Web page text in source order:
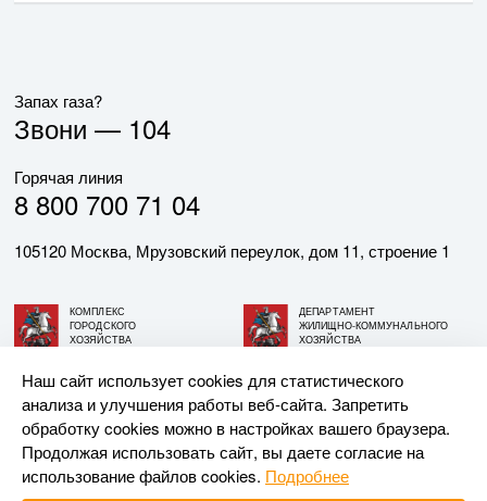
Запах газа?
Звони — 104
Горячая линия
8 800 700 71 04
105120 Москва, Мрузовский переулок, дом 11, строение 1
КОМПЛЕКС
ГОРОДСКОГО
ХОЗЯЙСТВА
ДЕПАРТАМЕНТ
ЖИЛИЩНО-КОММУНАЛЬНОГО
ХОЗЯЙСТВА
© АО «МОСГАЗ», 2026. При использовании материалов
ссылка на сайт обязательна.
Разработка и поддержка —Upriver
Наш сайт использует cookies для статистического
анализа и улучшения работы веб-сайта. Запретить
обработку cookies можно в настройках вашего браузера.
Продолжая использовать сайт, вы даете согласие на
использование файлов cookies. Подробнее